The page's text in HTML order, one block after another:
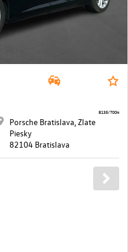
Porsche Bratislava, Zlate
Piesky
82104 Bratislava
8135/7004